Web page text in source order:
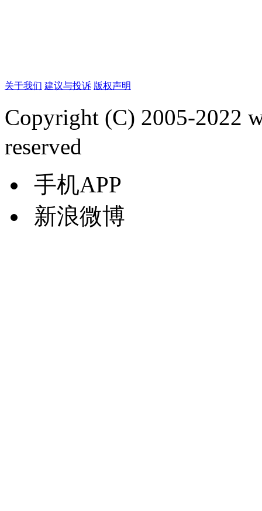
关于我们 建议与投诉 版权声明
Copyright (C) 2005-2022
reserved
手机APP
新浪微博